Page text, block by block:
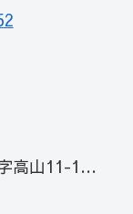
高山11-1…